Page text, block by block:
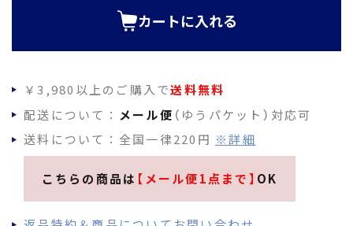
カートに入れる
￥3,980以上のご購入で送料無料
配送について： メール便 （ゆうパケット）対応可
送料について：全国一律220円 ※詳細
こちらの商品は 【メール便1点まで】 OK